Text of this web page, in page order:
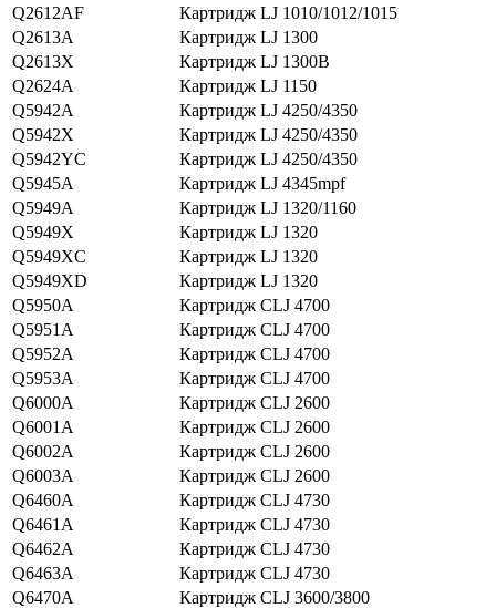
Q2612AF
Картридж LJ 1010/1012/1015
Q2613A
Картридж LJ 1300
Q2613X
Картридж LJ 1300В
Q2624A
Картридж LJ 1150
Q5942A
Картридж LJ 4250/4350
Q5942X
Картридж LJ 4250/4350
Q5942YC
Картридж LJ 4250/4350
Q5945A
Картридж LJ 4345mpf
Q5949A
Картридж LJ 1320/1160
Q5949X
Картридж LJ 1320
Q5949XC
Картридж LJ 1320
Q5949XD
Картридж LJ 1320
Q5950A
Картридж CLJ 4700
Q5951A
Картридж CLJ 4700
Q5952A
Картридж CLJ 4700
Q5953A
Картридж CLJ 4700
Q6000A
Картридж CLJ 2600
Q6001A
Картридж CLJ 2600
Q6002A
Картридж CLJ 2600
Q6003A
Картридж CLJ 2600
Q6460A
Картридж CLJ 4730
Q6461A
Картридж CLJ 4730
Q6462A
Картридж CLJ 4730
Q6463A
Картридж CLJ 4730
Q6470A
Картридж CLJ 3600/3800